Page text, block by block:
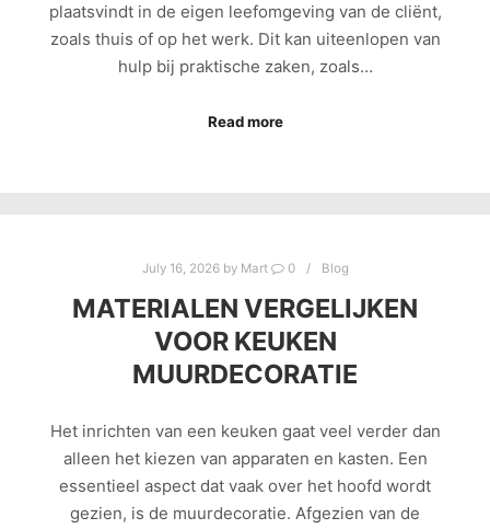
plaatsvindt in de eigen leefomgeving van de cliënt,
zoals thuis of op het werk. Dit kan uiteenlopen van
hulp bij praktische zaken, zoals…
Read more
July 16, 2026by Mart 0 Blog
MATERIALEN VERGELIJKEN
VOOR KEUKEN
MUURDECORATIE
Het inrichten van een keuken gaat veel verder dan
alleen het kiezen van apparaten en kasten. Een
essentieel aspect dat vaak over het hoofd wordt
gezien, is de muurdecoratie. Afgezien van de